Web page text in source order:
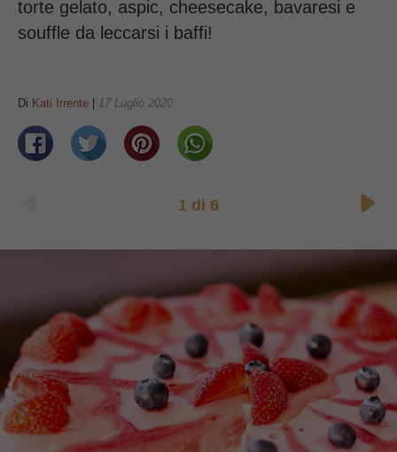
torte gelato, aspic, cheesecake, bavaresi e
souffle da leccarsi i baffi!
Di Kati Irrente 17 Luglio 2020
1 di 6